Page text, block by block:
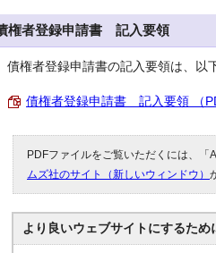
権者登録申請書 記入要領
権者登録申請書の記入要領は、以
債権者登録申請書 記入要領 （
PDFファイルをご覧いただくには、
ムズ社のサイト（新しいウィンドウ）
より良いウェブサイトにするため